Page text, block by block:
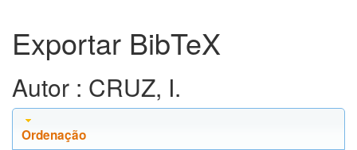
Exportar BibTeX
Autor : CRUZ, I.
Ordenação